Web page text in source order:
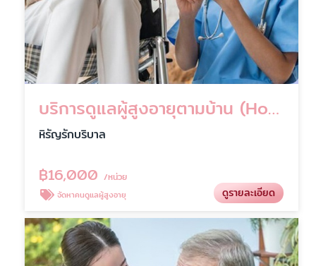
บริการดูแลผู้สูงอายุตามบ้าน (Home Care)
หิรัญรักบริบาล
฿16,000 /หน่วย
จัดหาคนดูแลผู้สูงอายุ ดูรายละเอียด